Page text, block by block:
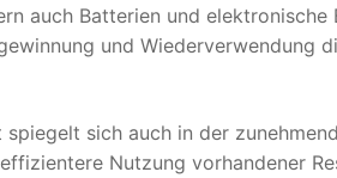
auch Batterien und
und Wiederverwendung
sich auch in der
Nutzung vorhandener